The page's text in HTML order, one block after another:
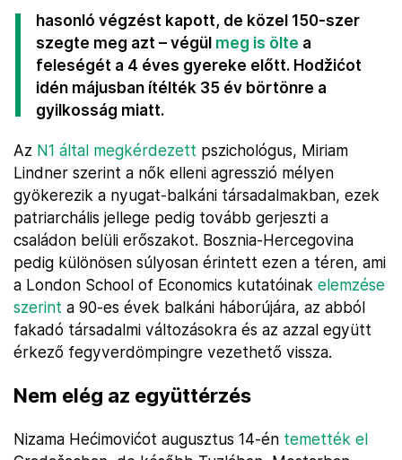
hasonló végzést kapott, de közel 150-szer
szegte meg azt – végül meg is ölte a
feleségét a 4 éves gyereke előtt. Hodžićot
idén májusban ítélték 35 év börtönre a
gyilkosság miatt.
Az N1 által megkérdezett pszichológus, Miriam
Lindner szerint a nők elleni agresszió mélyen
gyökerezik a nyugat-balkáni társadalmakban, ezek
patriarchális jellege pedig tovább gerjeszti a
családon belüli erőszakot. Bosznia-Hercegovina
pedig különösen súlyosan érintett ezen a téren, ami
a London School of Economics kutatóinak elemzése
szerint a 90-es évek balkáni háborújára, az abból
fakadó társadalmi változásokra és az azzal együtt
érkező fegyverdömpingre vezethető vissza.
Nem elég az együttérzés
Nizama Hećimovićot augusztus 14-én temették el